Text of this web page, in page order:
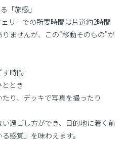
「旅感」
リーでの所要時間は片道約2時間
ませんが、この“移動そのもの”が
す時間
とき
り、デッキで写真を撮ったり
過ごし方ができ、目的地に着く前
感覚」を味わえます。